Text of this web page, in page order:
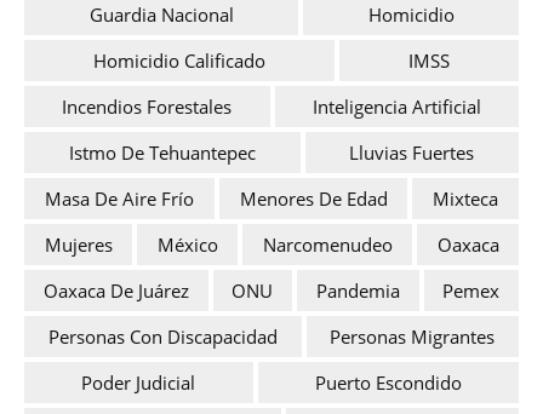
Guardia Nacional
Homicidio
Homicidio Calificado
IMSS
Incendios Forestales
Inteligencia Artificial
Istmo De Tehuantepec
Lluvias Fuertes
Masa De Aire Frío
Menores De Edad
Mixteca
Mujeres
México Narcomenudeo
Oaxaca
Oaxaca De Juárez
ONU Pandemia
Pemex
Personas Con Discapacidad
Personas Migrantes
Poder Judicial
Puerto Escondido